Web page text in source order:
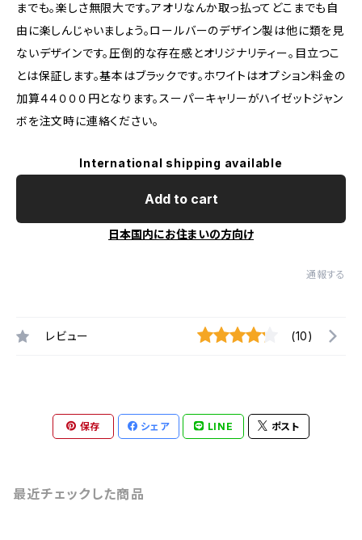
までも。楽しさ無限大です。アオリなんか取っ払ってどこまでも自
由に楽しんじゃいましょう。ロールバーのデザイン製は他に類を見
ないデザインです。圧倒的な存在感とオリジナリティー。目立つこ
とは保証します。基本はブラックです。ホワイトはオプション料金の
加算４４０００円となります。スーパーキャリーがハイゼットジャン
ボを注文時に連絡ください。
International shipping available
Add to cart
日本国内にお住まいの方向け
通報する
レビュー (10)
保存 シェア LINE ポスト
最近チェックした商品